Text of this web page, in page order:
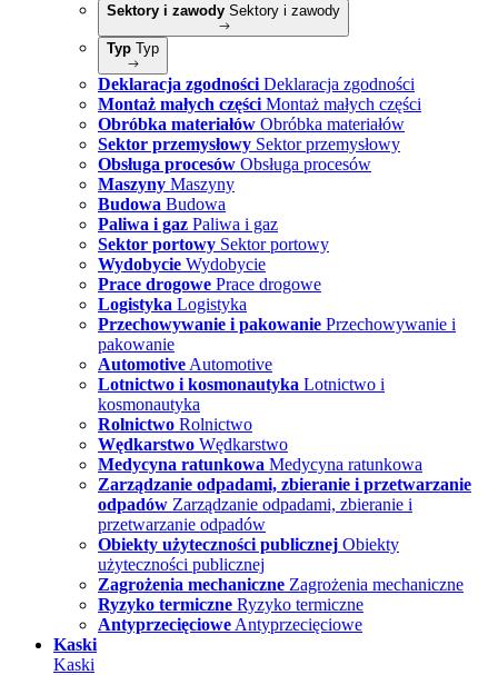
Sektory i zawody Sektory i zawody
Typ Typ
Deklaracja zgodności Deklaracja zgodności
Montaż małych części Montaż małych części
Obróbka materiałów Obróbka materiałów
Sektor przemysłowy Sektor przemysłowy
Obsługa procesów Obsługa procesów
Maszyny Maszyny
Budowa Budowa
Paliwa i gaz Paliwa i gaz
Sektor portowy Sektor portowy
Wydobycie Wydobycie
Prace drogowe Prace drogowe
Logistyka Logistyka
Przechowywanie i pakowanie Przechowywanie i
pakowanie
Automotive Automotive
Lotnictwo i kosmonautyka Lotnictwo i
kosmonautyka
Rolnictwo Rolnictwo
Wędkarstwo Wędkarstwo
Medycyna ratunkowa Medycyna ratunkowa
Zarządzanie odpadami, zbieranie i przetwarzanie
odpadów Zarządzanie odpadami, zbieranie i
przetwarzanie odpadów
Obiekty użyteczności publicznej Obiekty
użyteczności publicznej
Zagrożenia mechaniczne Zagrożenia mechaniczne
Ryzyko termiczne Ryzyko termiczne
Antyprzecięciowe Antyprzecięciowe
Kaski
Kaski